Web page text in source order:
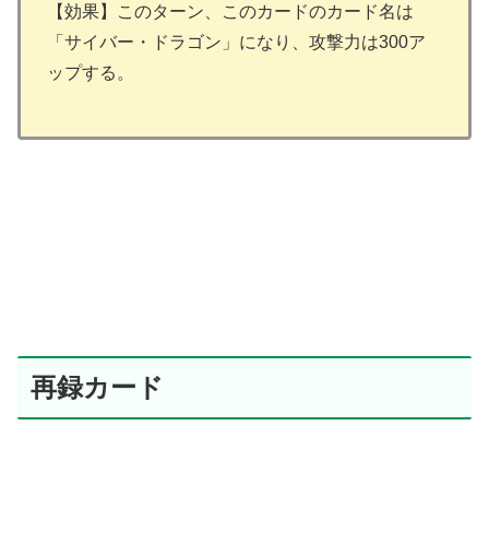
【効果】このターン、このカードのカード名は
「サイバー・ドラゴン」になり、攻撃力は300ア
ップする。
再録カード